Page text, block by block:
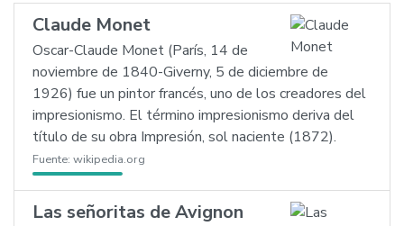
Claude Monet
Oscar-Claude Monet (París, 14 de
noviembre de 1840-Giverny, 5 de diciembre de
1926) fue un pintor francés, uno de los creadores del
impresionismo. El término impresionismo deriva del
título de su obra Impresión, sol naciente (1872).
Fuente: wikipedia.org
Las señoritas de Avignon